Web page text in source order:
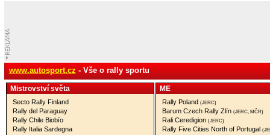
www.autosport.cz - Vše o rally sportu
Mistrovství­ světa
Secto Rally Finland
Rally del Paraguay
Rally Chile Biobío
Rally Italia Sardegna
ME
Rally Poland (JERC)
Barum Czech Rally Zlín (JERC, MČR)
Rali Ceredigion (JERC)
Rally Five Cities North of Portugal